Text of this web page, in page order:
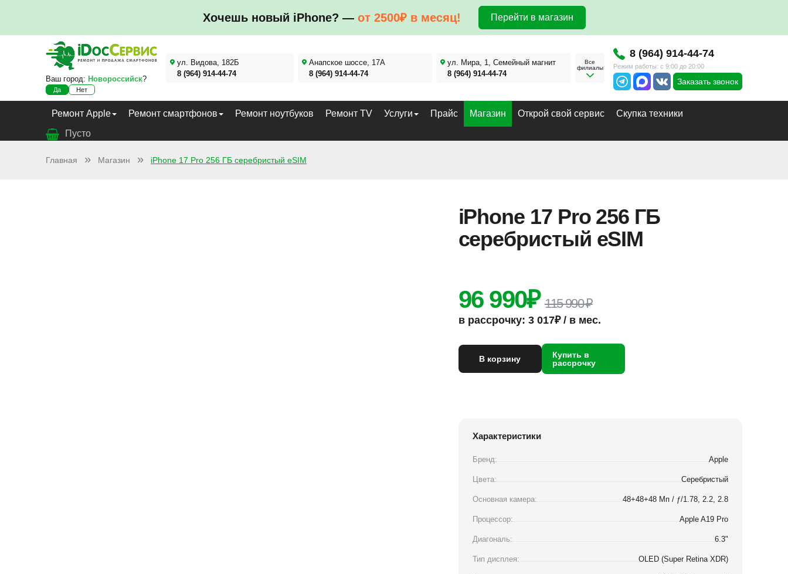
Хочешь новый iPhone? — от 2500₽ в месяц! Перейти в магазин
Ваш город: Новороссийск?
Да Нет
ул. Видова, 182Б
8 (964) 914-44-74
Анапское шоссе, 17А
8 (964) 914-44-74
ул. Мира, 1, Семейный магнит
8 (964) 914-44-74
Все
филиалы
8 (964) 914-44-74
Режим работы: с 9:00 до 20:00
Заказать звонок
Ремонт Apple Ремонт смартфонов Ремонт ноутбуков Ремонт TV Услуги Прайс Магазин Открой свой сервис
Скупка техники
Пусто
Главная Магазин iPhone 17 Pro 256 ГБ серебристый eSIM
iPhone 17 Pro 256 ГБ
серебристый eSIM
96 990₽ 115 990 ₽
в рассрочку: 3 017₽ / в мес.
В корзину
Купить в
рассрочку
Характеристики
Бренд: Apple
Цвета: Серебристый
Основная камера: 48+48+48 Мп / ƒ/1.78, 2.2, 2.8
Процессор: Apple A19 Pro
Диагональ: 6.3"
Тип дисплея: OLED (Super Retina XDR)